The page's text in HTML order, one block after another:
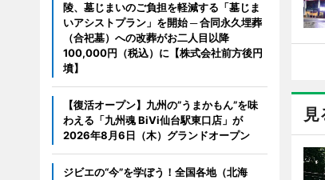
見
陵、墓じまいのご負担を軽減する「墓じま
いアシストプラン」を開始 ─ 合同永久埋葬
（合祀墓）への改葬がお二人目以降
100,000円（税込）に【株式会社前方後円
墳】
【復活オープン】九州の”うまかもん”を味
わえる「九州魂 BiVi仙台駅東口店」が
2026年8月6日（木）グランドオープン
ジビエの“今”を学ぼう！全国各地（北海